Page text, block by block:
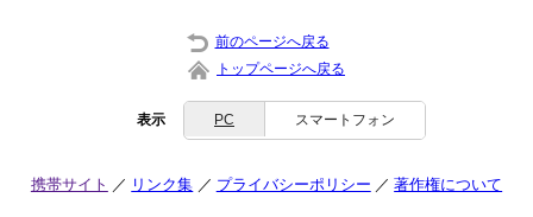
前のページへ戻る
トップページへ戻る
表示 PC スマートフォン
携帯サイト リンク集 プライバシーポリシー 著作権について